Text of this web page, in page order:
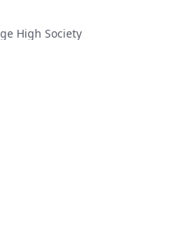
High Society